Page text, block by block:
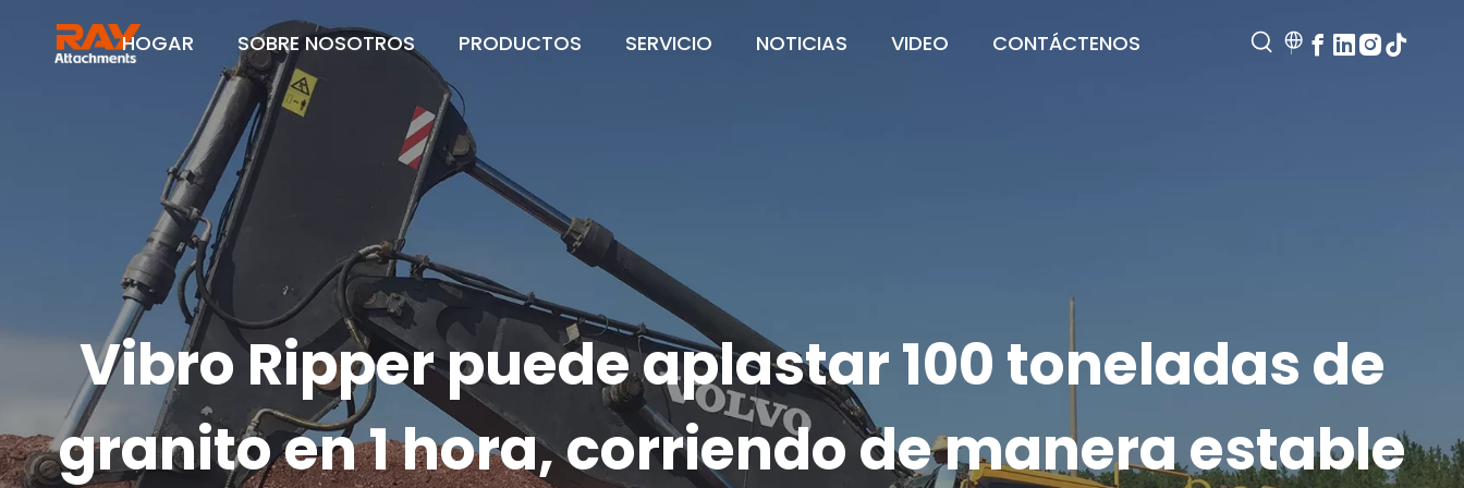
HOGAR SOBRE NOSOTROS PRODUCTOS SERVICIO NOTICIAS VIDEO CONTÁCTENOS
Vibro Ripper puede aplastar 100 toneladas de
granito en 1 hora, corriendo de manera estable